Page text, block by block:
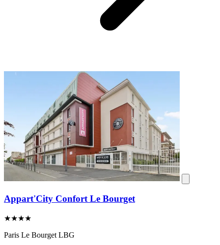
Appart'City Confort Le Bourget
★★★★
Paris Le Bourget LBG